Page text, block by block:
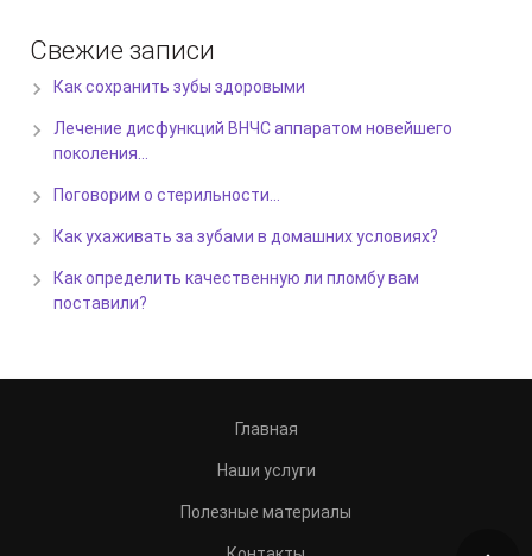
Свежие записи
Как сохранить зубы здоровыми
Лечение дисфункций ВНЧС аппаратом новейшего
поколения…
Поговорим о стерильности…
Как ухаживать за зубами в домашних условиях?
Как определить качественную ли пломбу вам
поставили?
Главная
Наши услуги
Полезные материалы